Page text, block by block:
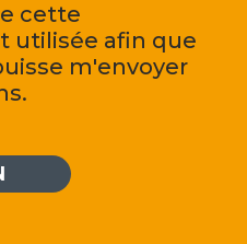
cette
utilisée afin que
m'envoyer